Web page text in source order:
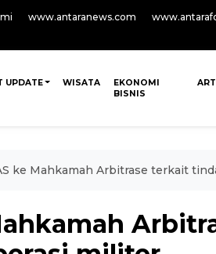
www.antaranews.com
UPDATE WISATA
EKONOMI
BISNIS
ke Mahkamah Arbitrase terkait